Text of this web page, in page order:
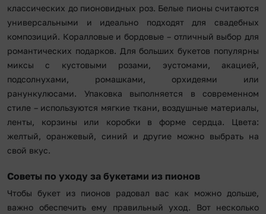
классических до пионовидных роз. Белые пионы считаются
универсальными и идеально подходят для свадебных
композиций. Коралловые и бордовые – отличный выбор для
романтических подарков. Для больших букетов популярны
миксы с кустовыми розами, эустомами, акацией,
подсолнухами, ромашками, орхидеями или
ранункулюсами. Упаковка выполняется в современном
стиле – используются мягкие ткани, воздушные материалы,
ленты, корзины или коробки в форме сердца. Цвета:
желтый, оранжевый, синий и другие можно выбрать на
свой вкус.
Советы по уходу за букетами из пионов
Чтобы букет из пионов радовал вас как можно дольше,
важно обеспечить ему правильный уход. Вот несколько